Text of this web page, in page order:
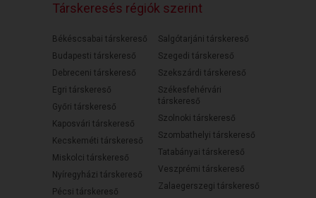
Társkeresés régiók szerint
Békéscsabai társkereső
Budapesti társkereső
Debreceni társkereső
Egri társkereső
Győri társkereső
Kaposvári társkereső
Kecskeméti társkereső
Miskolci társkereső
Nyíregyházi társkereső
Pécsi társkereső
Salgótarjáni társkereső
Szegedi társkereső
Szekszárdi társkereső
Székesfehérvári
társkereső
Szolnoki társkereső
Szombathelyi társkereső
Tatabányai társkereső
Veszprémi társkereső
Zalaegerszegi társkereső